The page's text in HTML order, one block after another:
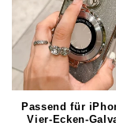
Passend für
Vier-Ecken-